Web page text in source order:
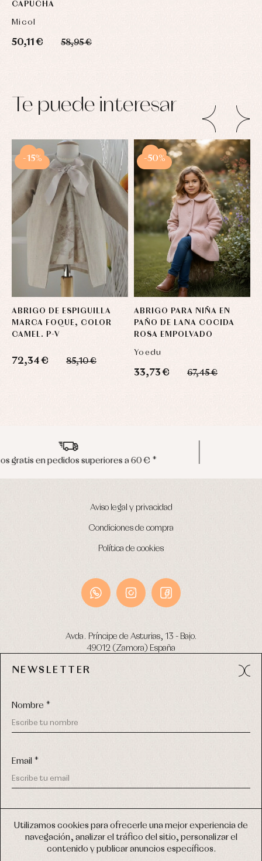
Utilizamos cookies para ofrecerle una mejor experiencia de
navegación, analizar el tráfico del sitio, personalizar el
contenido y publicar anuncios específicos.
CAPUCHA
Micol
50,11 € 58,95 €
Te puede interesar
ABRIGO DE ESPIGUILLA
MARCA FOQUE, COLOR
CAMEL. P-V
72,34 € 85,10 €
-15%
ABRIGO PARA NIÑA EN
PAÑO DE LANA COCIDA
ROSA EMPOLVADO
Yoedu
33,73 € 67,45 €
-50%
Envíos en península en 24/48 horas
Aviso legal y privacidad
Condiciones de compra
Política de cookies
Avda. Príncipe de Asturias, 13 - Bajo.
49012 (Zamora) España
Tel: 980 049 683
COPYRIGHT © 2026 PRIMER BEBÉ.
TODOS LOS DERECHOS RESERVADOS
DISEÑO WEB SGM
NEWSLETTER
Nombre *
Email *
mis datos personales explicada en laPolítica de privacidad
(*) Quiero recibir novedades y comunicaciones comerciales
personalizadas de Primer Bebé a través del email